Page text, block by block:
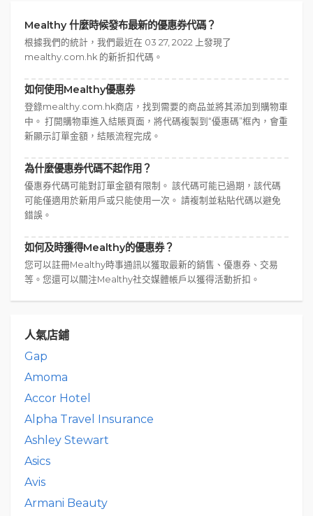
Mealthy 什麼時候發布最新的優惠券代碼？
根據我們的統計，我們最近在 03 27, 2022 上發現了
mealthy.com.hk 的新折扣代碼。
如何使用Mealthy優惠券
登錄mealthy.com.hk商店，找到需要的商品並將其添加到購物車
中。 打開購物車進入結賬頁面，將代碼複製到“優惠碼”框內，會重
新顯示訂單金額，結賬流程完成。
為什麼優惠券代碼不起作用？
優惠券代碼可能對訂單金額有限制。 該代碼可能已過期，該代碼
可能僅適用於新用戶或只能使用一次。 請複制並粘貼代碼以避免
錯誤。
如何及時獲得Mealthy的優惠券？
您可以註冊Mealthy時事通訊以獲取最新的銷售、優惠券、交易
等。您還可以關注Mealthy社交媒體帳戶以獲得活動折扣。
人氣店鋪
Gap
Amoma
Accor Hotel
Alpha Travel Insurance
Ashley Stewart
Asics
Avis
Armani Beauty